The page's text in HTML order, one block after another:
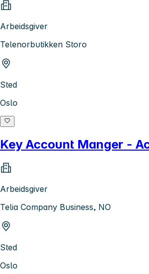
Arbeidsgiver
Telenorbutikken Storo
Sted
Oslo
Key Account Manger -
Arbeidsgiver
Telia Company Business, NO
Sted
Oslo